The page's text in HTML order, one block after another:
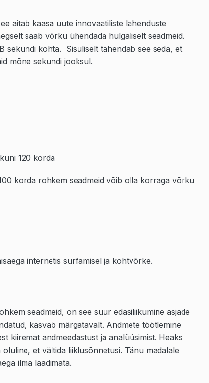
aitab kaasa uute innovaatiliste lahenduste
saab võrku ühendada hulgaliselt seadmeid.
sekundi kohta. Sisuliselt tähendab see seda, et
mõne sekundi jooksul.
120 korda
korda rohkem seadmeid võib olla korraga võrku
internetis surfamisel ja kohtvõrke.
seadmeid, on see suur edasiliikumine asjade
kasvab märgatavalt. Andmete töötlemine
kiiremat andmeedastust ja analüüsimist. Heaks
et vältida liiklusõnnetusi. Tänu madalale
ilma laadimata.